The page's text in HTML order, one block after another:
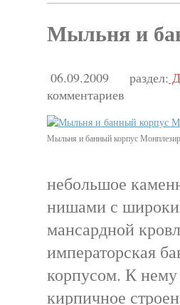
Мыльня и
06.09.2009 раздел:
комментариев
Мыльня и банный корпус
небольшое
нишами с
мансардной
императорская
корпусом. К
кирпичное